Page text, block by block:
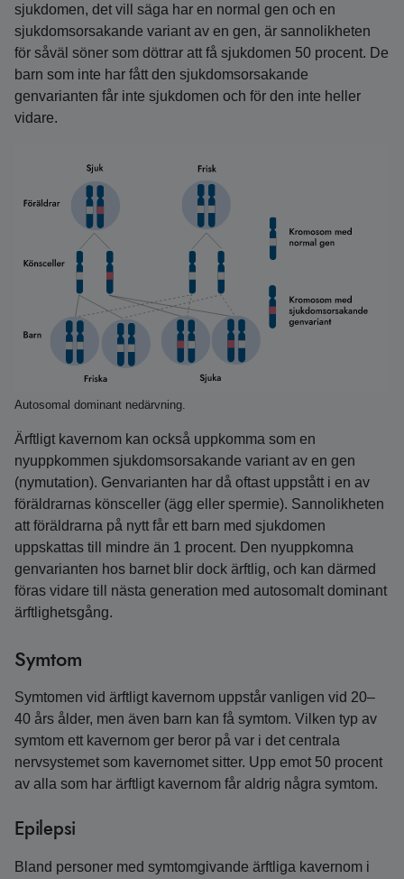
sjukdomen, det vill säga har en normal gen och en
sjukdomsorsakande variant av en gen, är sannolikheten
för såväl söner som döttrar att få sjukdomen 50 procent. De
barn som inte har fått den sjukdomsorsakande
genvarianten får inte sjukdomen och för den inte heller
vidare.
Autosomal dominant nedärvning.
Ärftligt kavernom kan också uppkomma som en
nyuppkommen sjukdomsorsakande variant av en gen
(nymutation). Genvarianten har då oftast uppstått i en av
föräldrarnas könsceller (ägg eller spermie). Sannolikheten
att föräldrarna på nytt får ett barn med sjukdomen
uppskattas till mindre än 1 procent. Den nyuppkomna
genvarianten hos barnet blir dock ärftlig, och kan därmed
föras vidare till nästa generation med autosomalt dominant
ärftlighetsgång.
Symtom
Symtomen vid ärftligt kavernom uppstår vanligen vid 20–
40 års ålder, men även barn kan få symtom. Vilken typ av
symtom ett kavernom ger beror på var i det centrala
nervsystemet som kavernomet sitter. Upp emot 50 procent
av alla som har ärftligt kavernom får aldrig några symtom.
Epilepsi
Bland personer med symtomgivande ärftliga kavernom i